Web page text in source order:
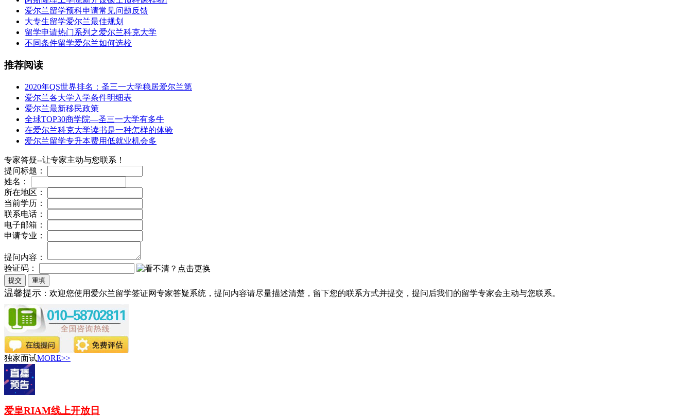
爱尔兰留学预科申请常见问题反馈
大专生留学爱尔兰最佳规划
留学申请热门系列之爱尔兰科克大学
不同条件留学爱尔兰如何选校
推荐阅读
2020年QS世界排名：圣三一大学稳居爱尔兰第
爱尔兰各大学入学条件明细表
爱尔兰最新移民政策
全球TOP30商学院—圣三一大学有多牛
在爱尔兰科克大学读书是一种怎样的体验
爱尔兰留学专升本费用低就业机会多
专家答疑--让专家主动与您联系！
提问标题：
姓名：
所在地区：
当前学历：
联系电话：
电子邮箱：
申请专业：
提问内容：
验证码：
温馨提示 ：欢迎您使用爱尔兰留学签证网专家答疑系统，提问内容请尽量描述清楚，留下您的联系方式并提交，提问后我们的留学专家会主动与您联系。
独家面试MORE>>
爱皇RIAM线上开放日